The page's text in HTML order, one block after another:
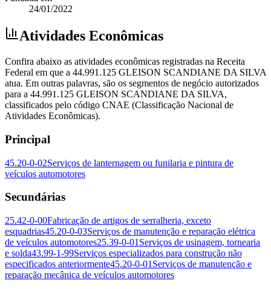
24/01/2022
Atividades Econômicas
Confira abaixo as atividades econômicas registradas na Receita
Federal em que a 44.991.125 GLEISON SCANDIANE DA SILVA
atua. Em outras palavras, são os segmentos de negócio autorizados
para a 44.991.125 GLEISON SCANDIANE DA SILVA,
classificados pelo código CNAE (Classificação Nacional de
Atividades Econômicas).
Principal
45.20-0-02Serviços de lanternagem ou funilaria e pintura de
veículos automotores
Secundárias
25.42-0-00Fabricação de artigos de serralheria, exceto
esquadrias45.20-0-03Serviços de manutenção e reparação elétrica
de veículos automotores25.39-0-01 Serviços de usinagem, tornearia
e solda43.99-1-99Serviços especializados para construção não
especificados anteriormente45.20-0-01 Serviços de manutenção e
reparação mecânica de veículos automotores